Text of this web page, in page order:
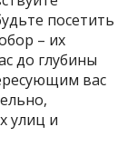
посетить
– их
до глубины
вас
улиц и